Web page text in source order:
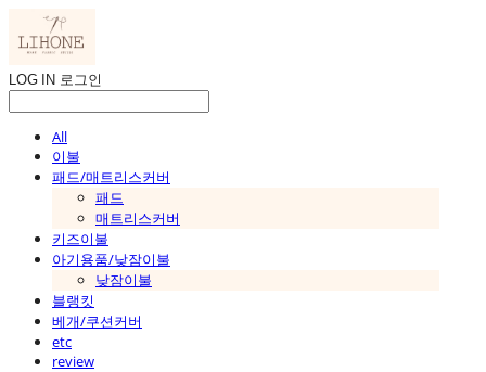
LOG IN 로그인
All
이불
패드/매트리스커버
패드
매트리스커버
키즈이불
아기용품/낮잠이불
낮잠이불
블랭킷
베개/쿠션커버
etc
review